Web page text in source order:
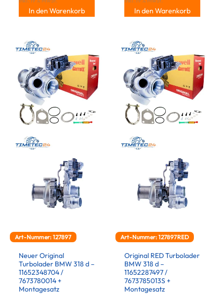
In den Warenkorb In den Warenkorb
Art-Nummer: 127897
Neuer Original
Turbolader BMW 318 d –
11652348704 /
7673780014 +
Montagesatz
Art-Nummer: 127897RED
Original RED Turbolader
BMW 318 d –
11652287497 /
7673785013S +
Montagesatz